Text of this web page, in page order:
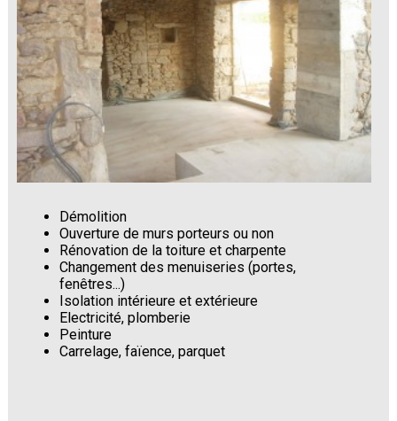
Démolition
Ouverture de murs porteurs ou non
Rénovation de la toiture et charpente
Changement des menuiseries (portes,
fenêtres...)
Isolation intérieure et extérieure
Electricité, plomberie
Peinture
Carrelage, faïence, parquet